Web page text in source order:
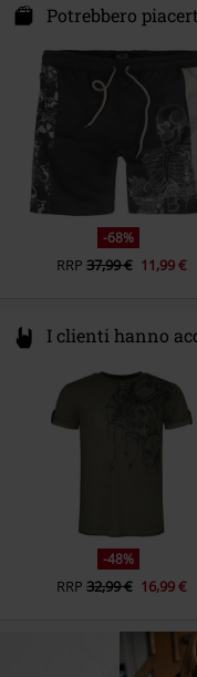
Sesso
Darmer Esch 70 a
Germany
www.emp.de
Potrebbero
-68%
RRP 37,99 € 11,99 €
I clienti hanno
-48%
RRP 32,99 € 16,99 €